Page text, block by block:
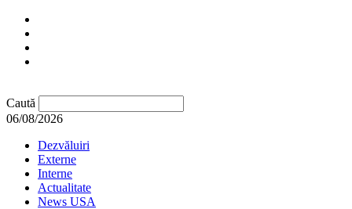
Caută
06/08/2026
Dezvăluiri
Externe
Interne
Actualitate
News USA